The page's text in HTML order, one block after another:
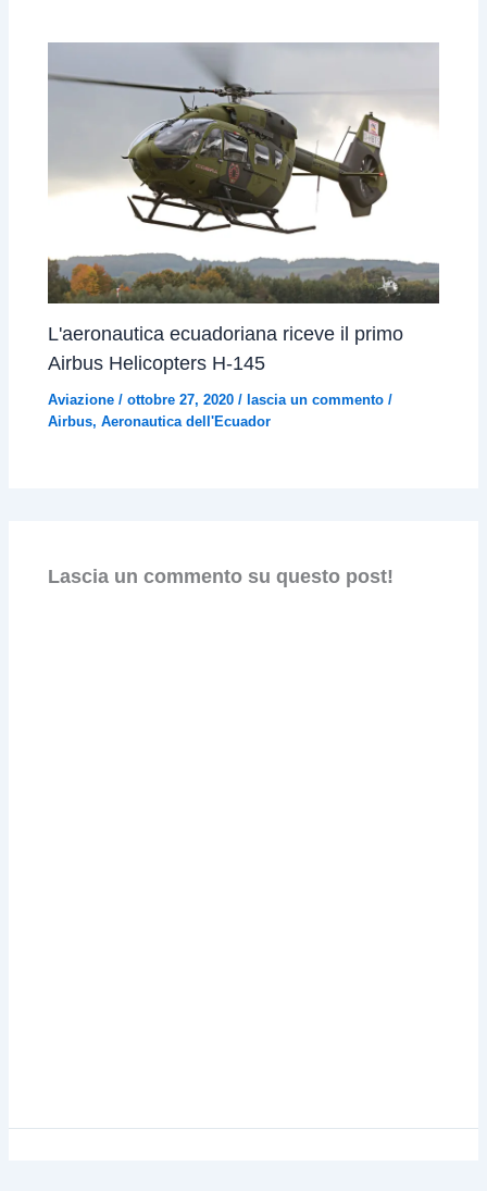
L'aeronautica ecuadoriana riceve il primo
Airbus Helicopters H-145
Aviazione /ottobre 27, 2020/ lascia un commento /
Airbus,Aeronautica dell'Ecuador
Lascia un commento su questo post!